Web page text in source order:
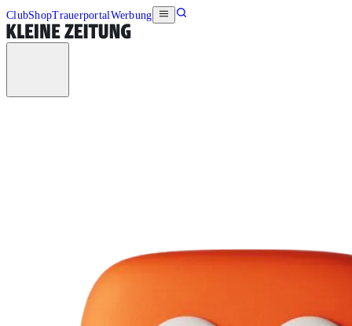
ClubShopTrauerportalWerbung